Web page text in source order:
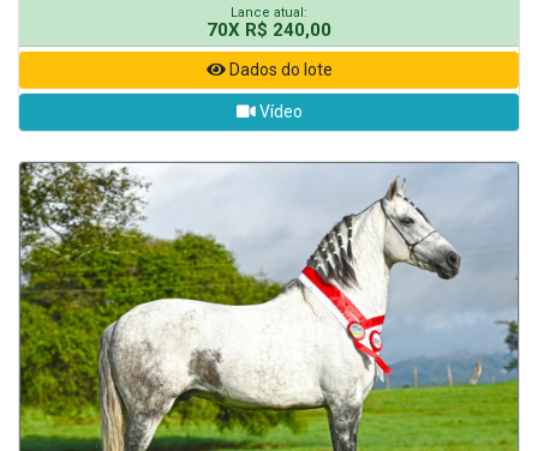
Lance atual:
70X R$ 240,00
Dados do lote
Vídeo